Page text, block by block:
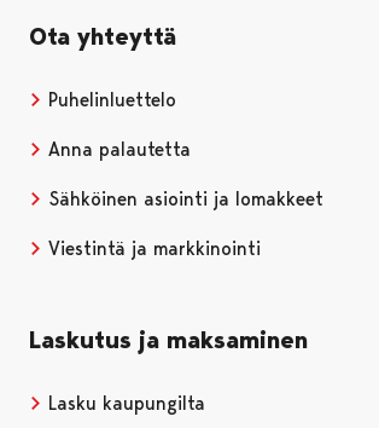
Ota yhteyttä
Puhelinluettelo
Anna palautetta
Sähköinen asiointi ja lomakkeet
Viestintä ja markkinointi
Laskutus ja maksaminen
Lasku kaupungilta